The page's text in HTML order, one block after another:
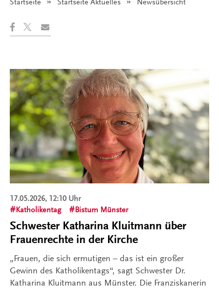
Startseite Startseite Aktuelles Angezeigt:
Newsübersicht
17.05.2026, 12:10 Uhr
Katholikentag
Bistum Münster
Schwester Katharina Kluitmann über
Frauenrechte in der Kirche
„Frauen, die sich ermutigen – das ist ein großer
Gewinn des Katholikentags“, sagt Schwester Dr.
Katharina Kluitmann aus Münster. Die Franziskanerin